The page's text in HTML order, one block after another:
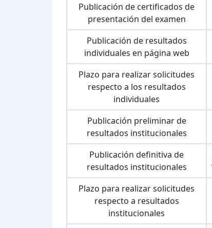
Publicación de certificados de
presentación del examen
Publicación de resultados
individuales en página web
Plazo para realizar solicitudes
respecto a los resultados
individuales
Publicación preliminar de
resultados institucionales
Publicación definitiva de
resultados institucionales
Plazo para realizar solicitudes
respecto a resultados
institucionales